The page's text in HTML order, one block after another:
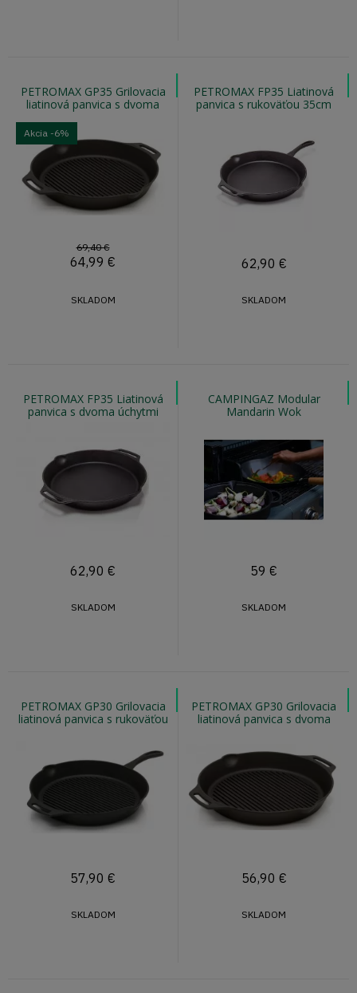
PETROMAX GP35 Grilovacia
liatinová panvica s dvoma
úchytmi 35cm
Akcia -6%
69,40 €
64,99 €
SKLADOM
PETROMAX FP35 Liatinová
panvica s rukoväťou 35cm
62,90 €
SKLADOM
PETROMAX FP35 Liatinová
panvica s dvoma úchytmi
62,90 €
SKLADOM
CAMPINGAZ Modular
Mandarin Wok
59 €
SKLADOM
PETROMAX GP30 Grilovacia
liatinová panvica s rukoväťou
57,90 €
SKLADOM
PETROMAX GP30 Grilovacia
liatinová panvica s dvoma
úchytmi 30cm
56,90 €
SKLADOM